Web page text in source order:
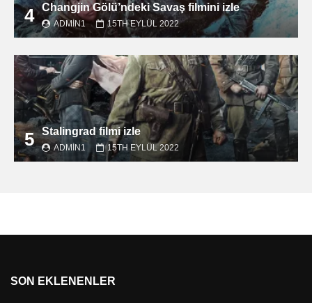
4 Changjin Gölü’ndeki Savaş filmini izle
ADMIN1 15TH EYLÜL 2022
5 Stalingrad filmi izle
ADMIN1 15TH EYLÜL 2022
SON EKLENENLER